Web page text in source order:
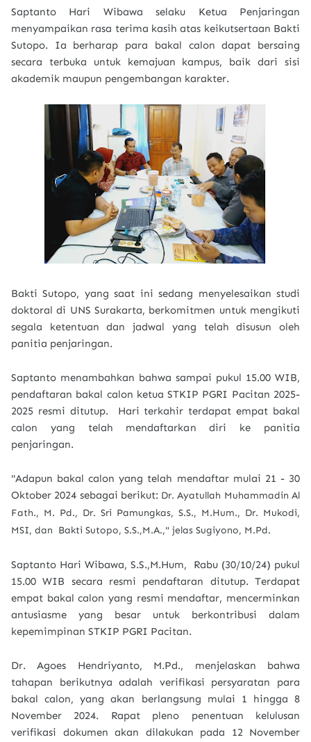
Saptanto Hari Wibawa selaku Ketua Penjaringan
menyampaikan rasa terima kasih atas keikutsertaan Bakti
Sutopo. Ia berharap para bakal calon dapat bersaing
secara terbuka untuk kemajuan kampus, baik dari sisi
akademik maupun pengembangan karakter.
Bakti Sutopo, yang saat ini sedang menyelesaikan studi
doktoral di UNS Surakarta, berkomitmen untuk mengikuti
segala ketentuan dan jadwal yang telah disusun oleh
panitia penjaringan.
Saptanto menambahkan bahwa sampai pukul 15.00 WIB,
pendaftaran bakal calon ketua STKIP PGRI Pacitan 2025-
2025 resmi ditutup. Hari terkahir terdapat empat bakal
calon yang telah mendaftarkan diri ke panitia
penjaringan.
"Adapun bakal calon yang telah mendaftar mulai 21 - 30
Oktober 2024 sebagai berikut: Dr. Ayatullah Muhammadin Al
Fath., M. Pd., Dr. Sri Pamungkas, S.S., M.Hum., Dr. Mukodi,
MSI, dan Bakti Sutopo, S.S.,M.A.," jelas Sugiyono, M.Pd.
Saptanto Hari Wibawa, S.S.,M.Hum, Rabu (30/10/24) pukul
15.00 WIB secara resmi pendaftaran ditutup. Terdapat
empat bakal calon yang resmi mendaftar, mencerminkan
antusiasme yang besar untuk berkontribusi dalam
kepemimpinan STKIP PGRI Pacitan.
Dr. Agoes Hendriyanto, M.Pd., menjelaskan bahwa
tahapan berikutnya adalah verifikasi persyaratan para
bakal calon, yang akan berlangsung mulai 1 hingga 8
November 2024. Rapat pleno penentuan kelulusan
verifikasi dokumen akan dilakukan pada 12 November